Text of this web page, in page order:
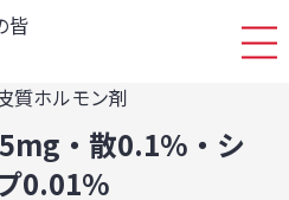
ログ
質ホルモン剤
・散0.1%・シ
0.01%